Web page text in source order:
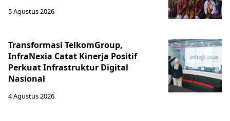
5 Agustus 2026
Transformasi TelkomGroup,
InfraNexia Catat Kinerja Positif
Perkuat Infrastruktur Digital
Nasional
4 Agustus 2026